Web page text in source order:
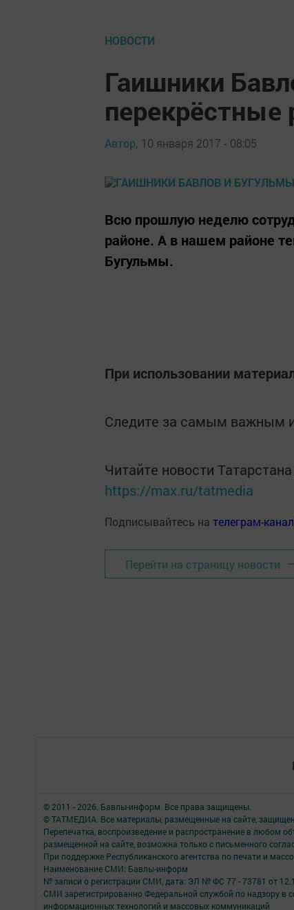
НОВОСТИ
Гаишники
перекрёстные
Автор, 10 января 2017 - 08:05
Всю прошлую неделю
районе. А в нашем районе
Бугульмы.
При использовании
Следите за самым важным
Читайте новости
https://max.ru/tatmedia
Подписывайтесь на телеграм-
Перейти на страницу новости
© 2011 - 2026. Бавлы-информ. Все права защищены.
© ТАТМЕДИА. Все материалы, размещенные на сайте,
Перепечатка, воспроизведение и распространение в любом
размещенной на сайте, возможна только с письменного
При поддержке Республиканского агентства по печати и
Наименование СМИ: Бавлы-информ
№ записи о регистрации СМИ, дата: ЭЛ № ФС 77 - 73781 от
СМИ зарегистрированно Федеральной службой по надзору в
информационных технологий и массовых коммуникаций